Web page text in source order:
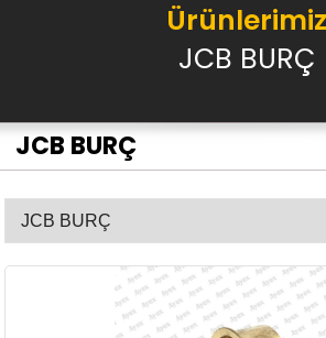
Ürünlerimiz
JCB BURÇ
JCB BURÇ